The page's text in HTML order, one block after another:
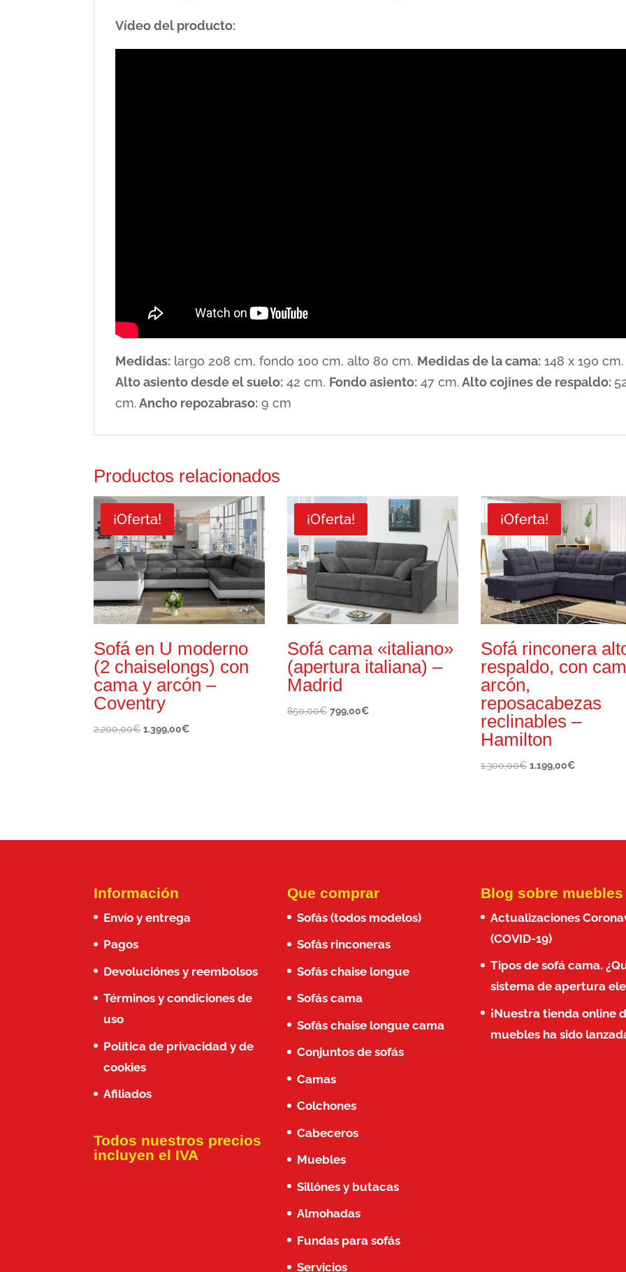
Vídeo del producto:
Medidas: largo 208 cm, fondo 100 cm, alto 80 cm. Medidas de la cama: 148 x 190 cm.
Alto asiento desde el suelo: 42 cm. Fondo asiento: 47 cm.Alto cojines de respaldo:
cm.Ancho repozabraso: 9 cm
Productos relacionados
¡Oferta!
Sofá en U moderno
(2 chaiselongs) con
cama y arcón –
Coventry
2.200,00€ El
1.399,00€El
¡Oferta!
Sofá cama «italiano»
(apertura italiana) –
Madrid
850,00€ El
799,00€El
¡Oferta!
Sofá rinconera
respaldo, con
arcón,
reposacabezas
reclinables –
Hamilton
1.300,00€ El
1.199,00€El
Información
Envío y entrega
Pagos
Devoluciónes y reembolsos
Términos y condiciones de
uso
Política de privacidad y de
cookies
Afiliados
Todos nuestros precios
incluyen el IVA
Que comprar
Sofás (todos modelos)
Sofás rinconeras
Sofás chaise longue
Sofás cama
Sofás chaise longue cama
Conjuntos de sofás
Camas
Colchones
Cabeceros
Muebles
Sillónes y butacas
Almohadas
Fundas para sofás
Servicios
Blog sobre muebles
Actualizaciones
(COVID-19)
Tipos de sofá cama.
sistema de apertura
¡Nuestra tienda online
muebles ha sido